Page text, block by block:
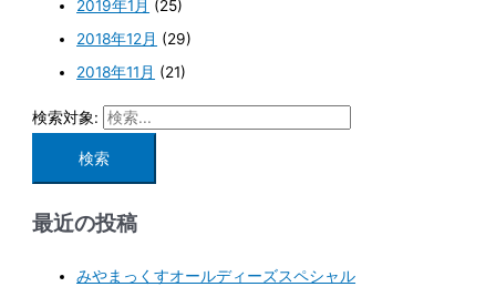
2019年1月 (25)
2018年12月 (29)
2018年11月 (21)
検索対象:
最近の投稿
みやまっくすオールディーズスペシャル